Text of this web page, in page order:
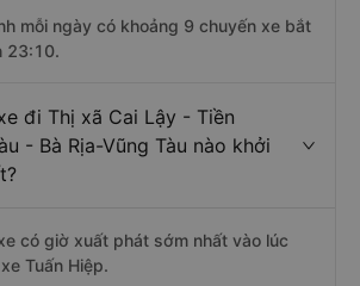
mỗi ngày có khoảng 9 chuyến xe bắt
23:10.
đi Thị xã Cai Lậy - Tiền
- Bà Rịa-Vũng Tàu nào khởi
có giờ xuất phát sớm nhất vào lúc
Tuấn Hiệp.